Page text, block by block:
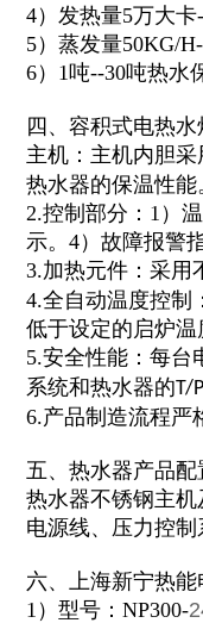
4）发热量5万大
5）蒸发量50KG/
6）1吨--30吨热水
四、容积式电热
主机：主机内胆
热水器的保温性能
2.控制部分：1）
示。4）故障报警
3.加热元件：采用
4.全自动温度控制
低于设定的启炉
5.安全性能：每台
系统和热水器的T/P
6.产品制造流程严
五、热水器产品配
热水器不锈钢主
电源线、压力控
六、上海新宁热
1）型号：NP300-